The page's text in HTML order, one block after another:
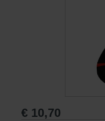
Lienzos y Láminas
€ 10,70